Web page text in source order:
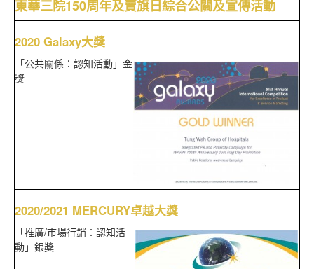
東華三院150周年及賣旗日綜合公關及宣傳活動
2020 Galaxy大獎
「公共關係：認知活動」金
獎
2020/2021 MERCURY卓越大獎
「推廣/市場行銷：認知活
動」銀獎